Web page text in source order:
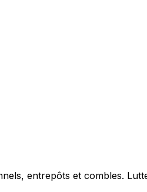
entrepôts et combles.